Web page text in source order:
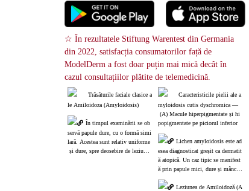
☆ În rezultatele Stiftung Warentest din Germania
din 2022, satisfacția consumatorilor față de
ModelDerm a fost doar puțin mai mică decât în ​​
cazul consultațiilor plătite de telemedicină.
Trăsăturile faciale clasice a
le Amiloidoza (Amyloidosis)
În timpul examinării se ob
servă papule dure, cu o formă simi
lară. Acestea sunt relativ uniforme
și dure, spre deosebire de leziunil
Caracteristicile pielii ale a
myloidosis cutis dyschromica ―
(A) Macule hiperpigmentate și hi
popigmentate pe piciorul inferior
Lichen amyloidosis este ad
esea diagnosticat greșit ca dermatit
ă atopică. Un caz tipic se manifest
ă prin papule mici, dure și mâncări
Leziunea de Amiloidoză (A